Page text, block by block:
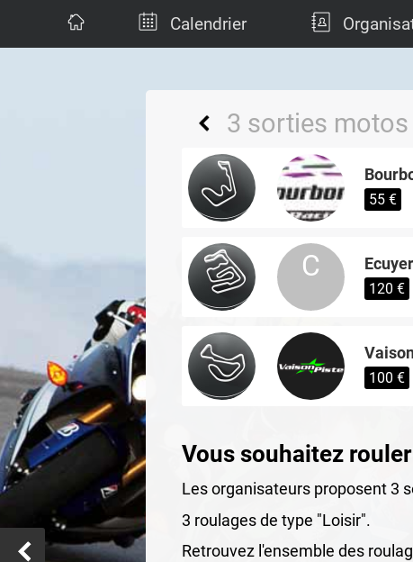
Calendrier
3 sorties
55 €
C
120 €
100 €
Vous souhaitez
Les organisateurs proposent 3
3 roulages de type "Loisir".
Retrouvez l'ensemble des